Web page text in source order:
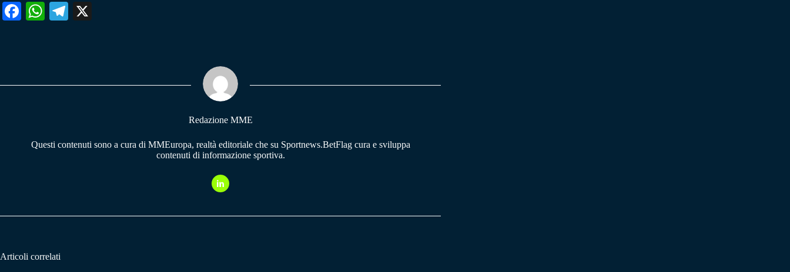
Fa W
pp
Te
m
Redazione MME
Questi contenuti sono a cura di MMEuropa, realtà editoriale che su Sportnews.BetFlag cura e sviluppa
contenuti di informazione sportiva.
Articoli correlati